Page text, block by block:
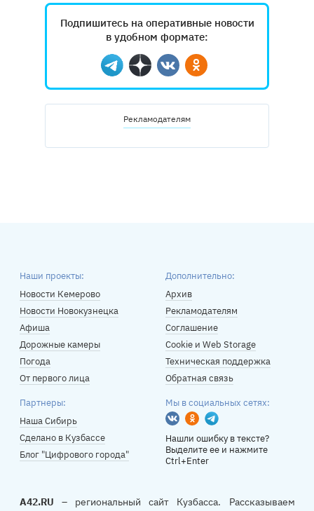
Подпишитесь на оперативные новости
в удобном формате:
Telegram
ДзенВконтактеОдноклассники
Рекламодателям
Наши проекты:
Новости Кемерово
Новости Новокузнецка
Афиша
Дорожные камеры
Погода
От первого лица
Дополнительно:
Архив
Рекламодателям
Соглашение
Cookie и Web Storage
Техническая поддержка
Обратная связь
Партнеры:
Наша Сибирь
Сделано в Кузбассе
Блог "Цифрового города"
Мы в социальных сетях:
Вконтакте
Одноклассники
Telegram
Нашли ошибку в тексте?
Выделите ее и нажмите
Ctrl+Enter
A42.RU – региональный сайт Кузбасса. Рассказываем